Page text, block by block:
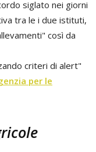
siglato nei giorni
tra le i due istituti,
così da
criteri di alert"
per le